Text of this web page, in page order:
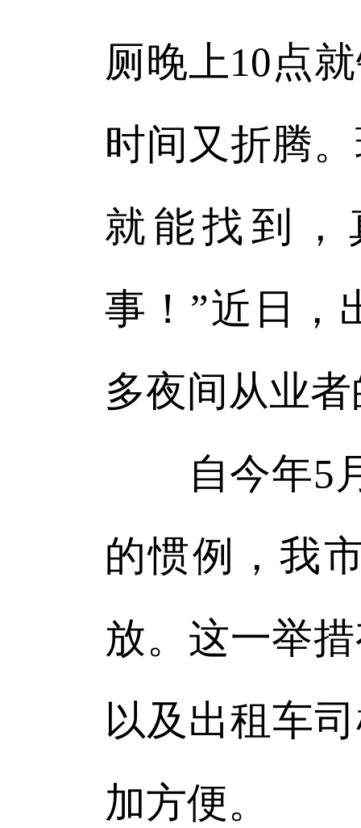
厕晚上10点
时间又折腾
就能找到
事！”近日，
多夜间从业
自今年5月
的惯例，我
放。这一举
以及出租车
加方便。